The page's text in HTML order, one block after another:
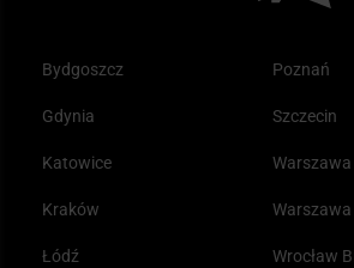
Bydgoszcz
Gdynia
Katowice
Kraków
Łódź
Poznań
Szczecin
Warszawa
Warszawa
Wrocław